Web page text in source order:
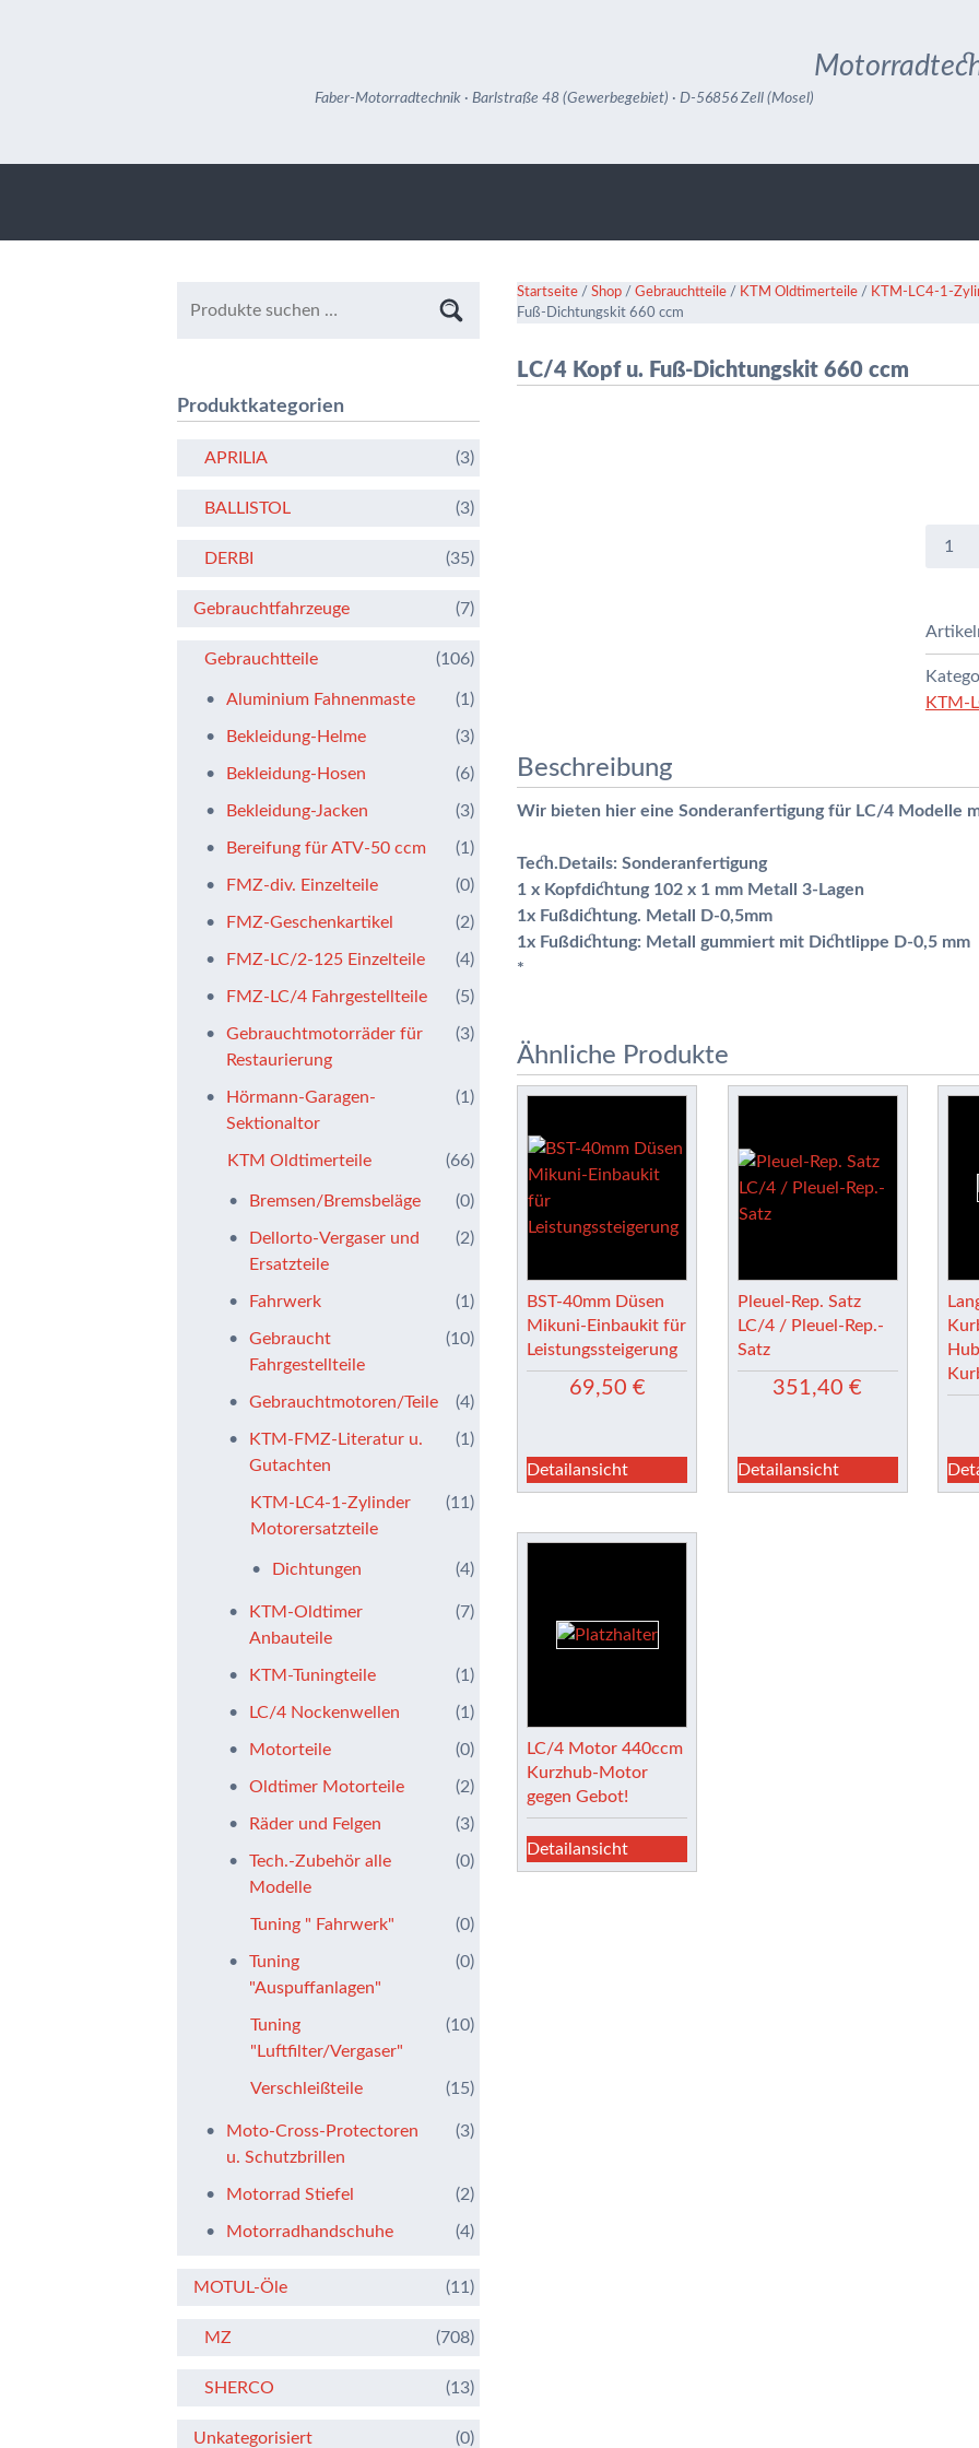
Faber-Motorradtechnik · Barlstraße 48 (Gewerbegebiet) · D-56856 Zell (Mosel)
Startseite /Shop /Gebrauchtteile / KTM Oldtimerteile / KTM-LC4-1-
Fuß-Dichtungskit 660 ccm
LC/4 Kopf u. Fuß-Dichtungskit 660 ccm
LC/4
660
ccm
KTM-
Beschreibung
Wir bieten hier eine Sonderanfertigung für LC/4 Modelle
Tech.Details:Sonderanfertigung
1 x Kopfdichtung 102 x 1 mm Metall 3-Lagen
1x Fußdichtung. Metall D-0,5mm
1x Fußdichtung: Metall gummiert mit Dichtlippe D-0,5 mm
*
Ähnliche Produkte
BST-40mm Düsen
Mikuni-Einbaukit für
Leistungssteigerung
69,50 €
Detailansicht
Pleuel-Rep. Satz
LC/4 / Pleuel-Rep.-
Satz
351,40€
Detailansicht
LC/4 Motor 440ccm
Kurzhub-Motor
gegen Gebot!
Detailansicht
Produktkategorien
APRILIA (3)
BALLISTOL (3)
DERBI (35)
Gebrauchtfahrzeuge (7)
Gebrauchtteile (106)
Aluminium Fahnenmaste (1)
Bekleidung-Helme (3)
Bekleidung-Hosen (6)
Bekleidung-Jacken (3)
Bereifung für ATV-50 ccm (1)
FMZ-div. Einzelteile (0)
FMZ-Geschenkartikel (2)
FMZ-LC/2-125 Einzelteile (4)
FMZ-LC/4 Fahrgestellteile (5)
Gebrauchtmotorräder für
Restaurierung
(3)
Hörmann-Garagen-
Sektionaltor
(1)
KTM Oldtimerteile (66)
Bremsen/Bremsbeläge (0)
Dellorto-Vergaser und
Ersatzteile
(2)
Fahrwerk (1)
Gebraucht
Fahrgestellteile
(10)
Gebrauchtmotoren/Teile (4)
KTM-FMZ-Literatur u.
Gutachten
(1)
KTM-LC4-1-Zylinder
Motorersatzteile
(11)
Dichtungen (4)
KTM-Oldtimer
Anbauteile
(7)
KTM-Tuningteile (1)
LC/4 Nockenwellen (1)
Motorteile (0)
Oldtimer Motorteile (2)
Räder und Felgen (3)
Tech.-Zubehör alle
Modelle
(0)
Tuning " Fahrwerk" (0)
Tuning
"Auspuffanlagen"
(0)
Tuning
"Luftfilter/Vergaser"
(10)
Verschleißteile (15)
Moto-Cross-Protectoren
u. Schutzbrillen
(3)
Motorrad Stiefel (2)
Motorradhandschuhe (4)
MOTUL-Öle (11)
MZ (708)
SHERCO (13)
Unkategorisiert (0)